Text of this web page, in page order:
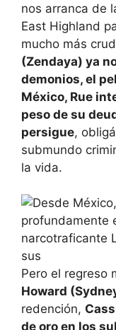
nos arranca de
East Highland
mucho más
(Zendaya) ya
demonios, el
México, Rue
peso de su
persigue,
submundo
la vida.
Pero el regreso
Howard
redención,
de oro en los